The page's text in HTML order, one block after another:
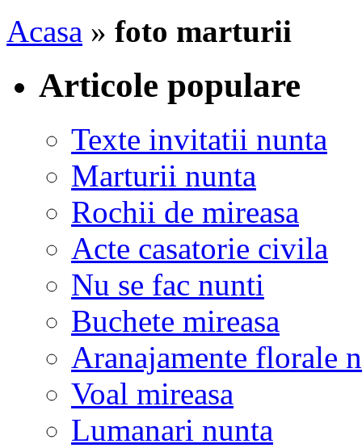
Acasa » foto marturii
Articole populare
Texte invitatii nunta
Marturii nunta
Rochii de mireasa
Acte casatorie civila
Nu se fac nunti
Buchete mireasa
Aranajamente florale
Voal mireasa
Lumanari nunta